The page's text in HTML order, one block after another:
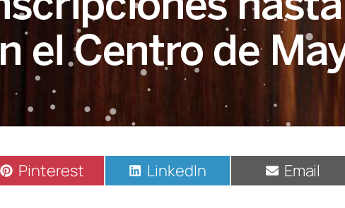
Compartir
en
Pinterest Compartir
en
LinkedIn Compartir
en
Email